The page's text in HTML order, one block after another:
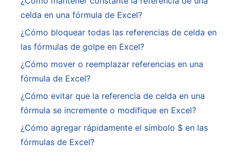
celda en una fórmula de Excel?
¿Cómo bloquear todas las referencias de celda en
las fórmulas de golpe en Excel?
¿Cómo mover o reemplazar referencias en una
fórmula de Excel?
¿Cómo evitar que la referencia de celda en una
fórmula se incremente o modifique en Excel?
¿Cómo agregar rápidamente el símbolo $ en las
fórmulas de Excel?